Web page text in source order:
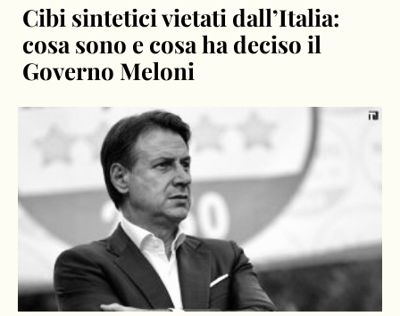
Cibi sintetici vietati dall’Italia:
cosa sono e cosa ha deciso il
Governo Meloni